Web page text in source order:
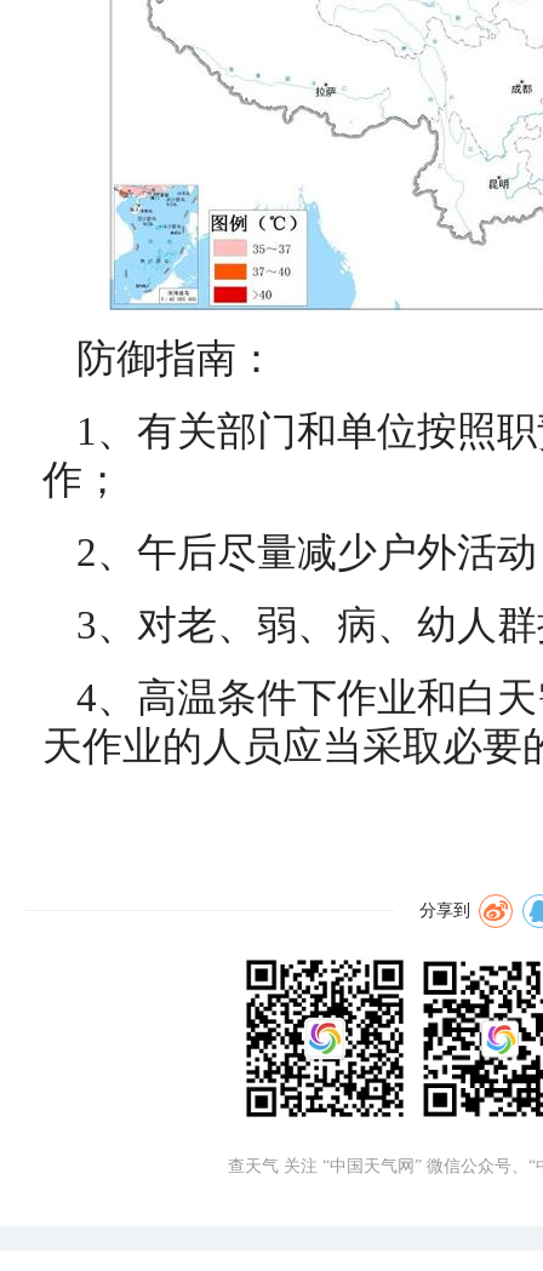
防御指南：
1、有关部门和单位按照
作；
2、午后尽量减少户外活
3、对老、弱、病、幼人
4、高温条件下作业和白
天作业的人员应当采取必要
分享到
查天气 关注 “中国天气网” 微信公众号、